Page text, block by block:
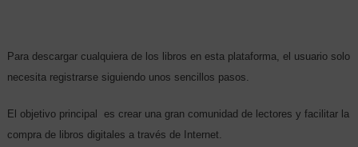
Para descargar cualquiera de los libros en esta plataforma, el usuario solo
necesita registrarse siguiendo unos sencillos pasos.
El objetivo principal es crear una gran comunidad de lectores y facilitar la
compra de libros digitales a través de Internet.